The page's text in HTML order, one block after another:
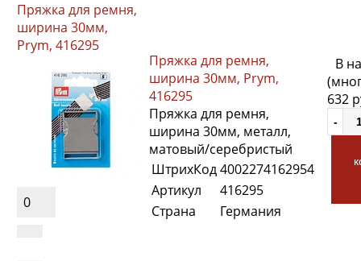
Пряжка для ремня,
ширина 30мм,
Prym, 416295
0
Пряжка для ремня,
ширина 30мм, Prym,
416295
Пряжка для ремня,
ширина 30мм, металл,
матовый/серебристый
ШтрихКод4002274162954
Артикул
416295
Страна
Германия
В
632